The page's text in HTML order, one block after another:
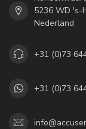
5236 WD 's-
Nederland
+31 (0)73
+31 (0)73